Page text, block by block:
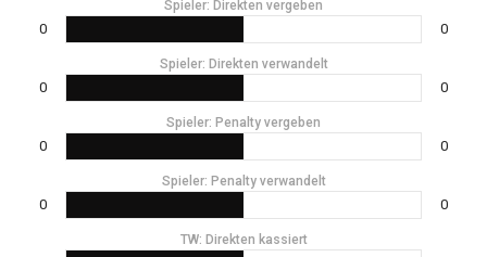
Spieler: Direkten vergeben
0 0
Spieler: Direkten verwandelt
0 0
Spieler: Penalty vergeben
0 0
Spieler: Penalty verwandelt
0 0
TW: Direkten kassiert